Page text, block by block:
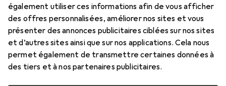
également utiliser ces informations afin de vous afficher
des offres personnalisées, améliorer nos sites et vous
présenter des annonces publicitaires ciblées sur nos sites
et d’autres sites ainsi que sur nos applications. Cela nous
permet également de transmettre certaines données à
des tiers et à nos partenaires publicitaires.
2
Évaluations
Plus de produits SBS
Livré entre jeu, 20/8 et mer, 26/8